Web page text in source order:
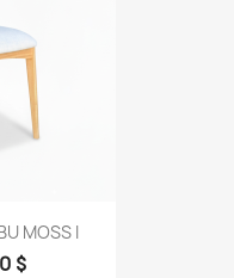
MOSS I
$